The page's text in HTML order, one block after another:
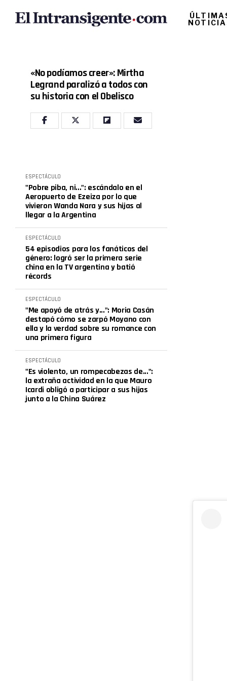
«No podíamos creer»: Mirtha
Legrand paralizó a todos con
su historia con el Obelisco
ESPECTÁCULO
"Pobre piba, ni...": escándalo en el
Aeropuerto de Ezeiza por lo que
vivieron Wanda Nara y sus hijas al
llegar a la Argentina
ESPECTÁCULO
54 episodios para los fanáticos del
género: logró ser la primera serie
china en la TV argentina y batió
récords
ESPECTÁCULO
"Me apoyó de atrás y...": Moria Casán
destapó cómo se zarpó Moyano con
ella y la verdad sobre su romance con
una primera figura
ESPECTÁCULO
"Es violento, un rompecabezas de...":
la extraña actividad en la que Mauro
Icardi obligó a participar a sus hijas
junto a la China Suárez